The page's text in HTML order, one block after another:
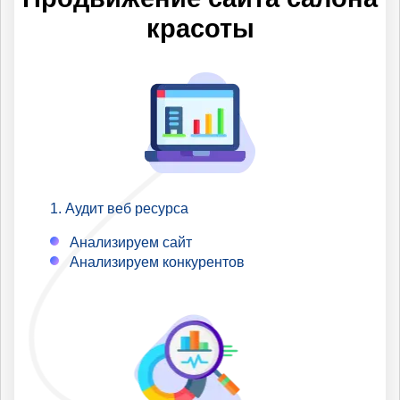
по которым Вы не
продвигаетесь.
красоты
Аудит веб ресурса
Анализируем сайт
Анализируем конкурентов